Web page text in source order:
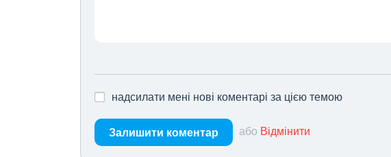
надсилати мені нові коментарі за цією темою
Залишити коментар або Відмінити